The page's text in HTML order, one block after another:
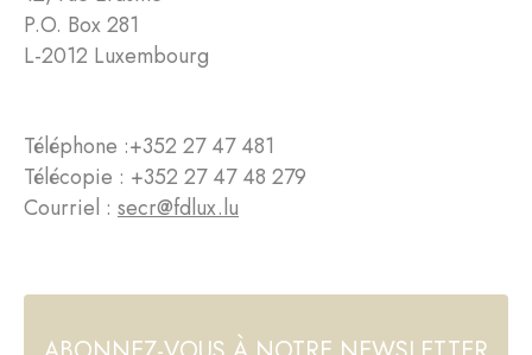
P.O. Box 281
L-2012 Luxembourg
Téléphone :+352 27 47 481
Télécopie : +352 27 47 48 279
Courriel : secr@fdlux.lu